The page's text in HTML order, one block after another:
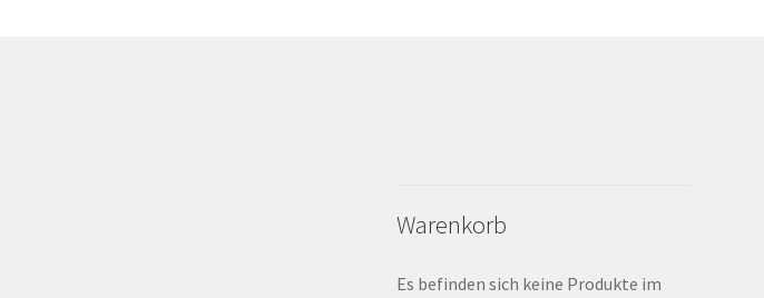
Warenkorb
Es befinden sich keine Produkte im